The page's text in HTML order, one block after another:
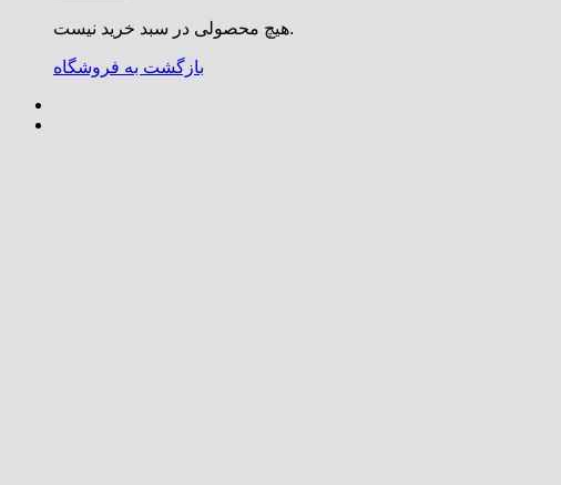
هیچ محصولی در سبد خرید نیست.
بازگشت به فروشگاه